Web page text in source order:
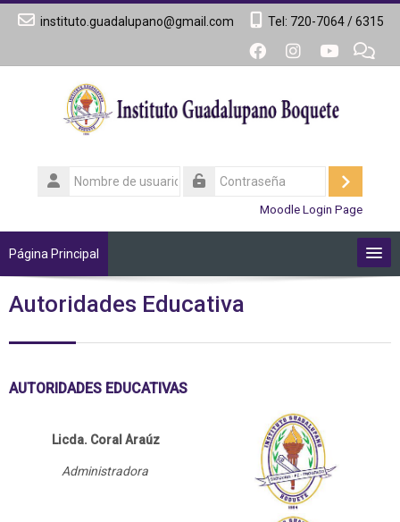
instituto.guadalupano@gmail.com
Tel: 720-7064 / 6315
Nombre
de
Acceder
Moodle Login Page
Página Principal
Somos IGB
Oferta Académica
Admisión
Acceso Colegio
Autoridades Educativa
AUTORIDADES EDUCATIVAS
Licda. Coral Araúz
Administradora